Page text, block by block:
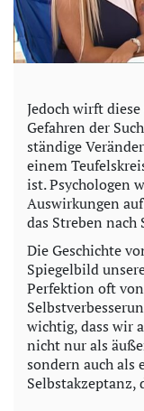
Jedoch wirft
Gefahren der
ständige
einem
ist. Psychologen
Auswirkungen
das Streben
Die Geschichte
Spiegelbild
Perfektion oft
wichtig, dass wir
nicht nur als
sondern auch als